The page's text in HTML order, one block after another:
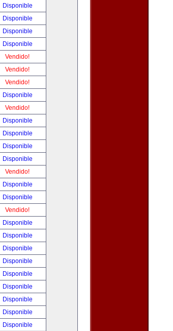
Disponible
Disponible
Disponible
Disponible
Vendido!
Vendido!
Vendido!
Disponible
Vendido!
Disponible
Disponible
Disponible
Disponible
Vendido!
Disponible
Disponible
Vendido!
Disponible
Disponible
Disponible
Disponible
Disponible
Disponible
Disponible
Disponible
Disponible